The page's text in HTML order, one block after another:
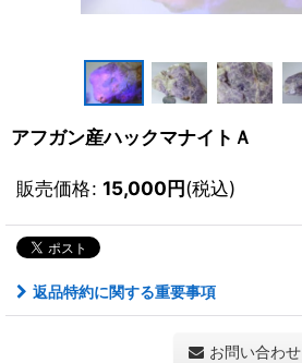
アフガン産ハックマナイトＡ
販売価格: 15,000円(税込)
返品特約に関する重要事項
お問い合わせ